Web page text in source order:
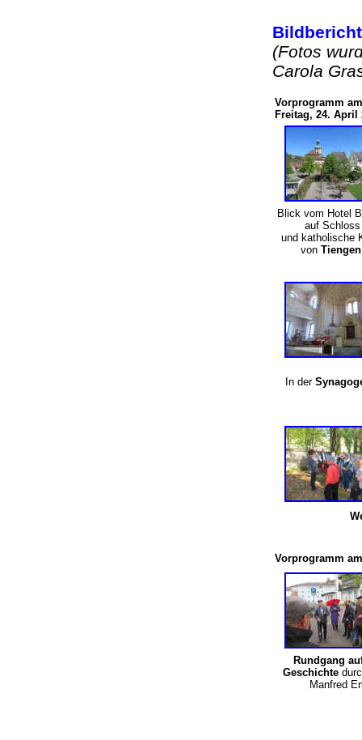
(Fotos
Carola
Vorprogramm am
Freitag, 24. April
Blick vom Hotel
auf
und katholische
von Tiengen
In der
Vorprogramm
Rundgang
Geschichte
Manfred